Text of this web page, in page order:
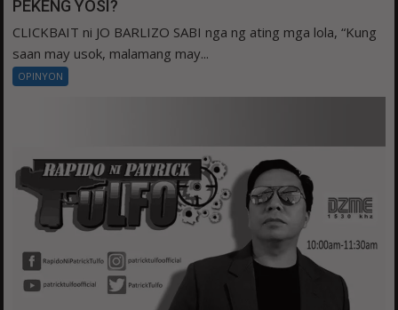
PEKENG YOSI?
CLICKBAIT ni JO BARLIZO SABI nga ng ating mga lola, “Kung
saan may usok, malamang may...
OPINYON